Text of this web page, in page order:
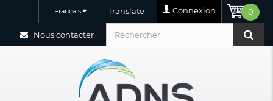
0
Connexion
Translate
Français
Nous contacter